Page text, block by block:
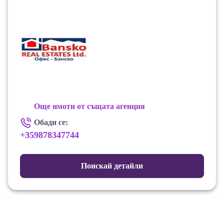
Още имоти от същата агенция
Обади се:
+359878347744
Поискай детайли